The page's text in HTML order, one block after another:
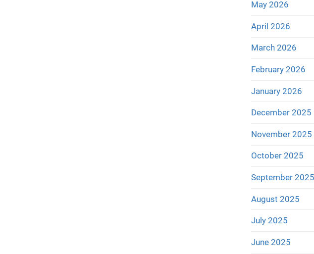
May 2026
April 2026
March 2026
February 2026
January 2026
December 2025
November 2025
October 2025
September 2025
August 2025
July 2025
June 2025